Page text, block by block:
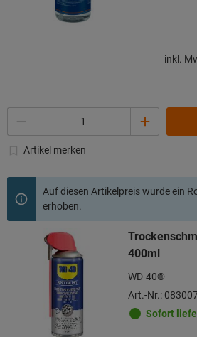
inkl.
Artikel merken
Auf diesen Artikelpreis wurde ein
erhoben.
400ml
WD-40®
Art.-Nr.:
Sofort